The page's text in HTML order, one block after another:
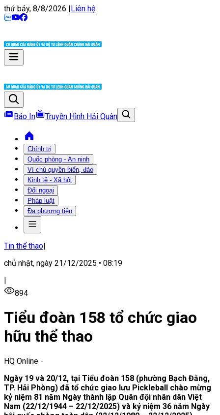
thứ bảy, 8/8/2026 |Liên hệ
Báo In Truyền Hình Hải Quân
Chính trị
Quốc phòng - An ninh
Vì chủ quyền biển, đảo
Kinh tế - Xã hội
Đối ngoại
Pháp luật
Đa phương tiện
Tin thể thao|
chủ nhật, ngày 21/12/2025 • 08:19
|
894
Tiểu đoàn 158 tổ chức giao
hữu thể thao
HQ Online -
Ngày 19 và 20/12, tại Tiểu đoàn 158 (phường Bạch Đằng,
TP. Hải Phòng) đã tổ chức giao lưu Pickleball chào mừng
kỷ niệm 81 năm Ngày thành lập Quân đội nhân dân Việt
Nam (22/12/1944 – 22/12/2025) và kỷ niệm 36 năm Ngày